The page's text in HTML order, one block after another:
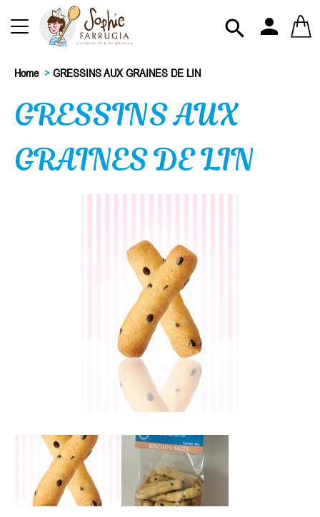
 person
Home > GRESSINS AUX GRAINES DE LIN
GRESSINS AUX
GRAINES DE LIN